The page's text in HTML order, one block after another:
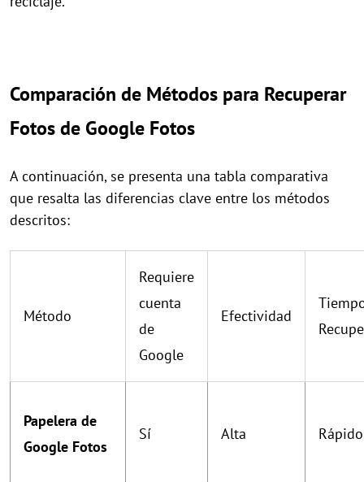
Comparación de Métodos para Recuperar
Fotos de Google Fotos
A continuación, se presenta una tabla comparativa
que resalta las diferencias clave entre los métodos
descritos:
Método
Requiere
cuenta
de
Google
Efectividad
Papelera de
Google Fotos
Sí Alta Rápido